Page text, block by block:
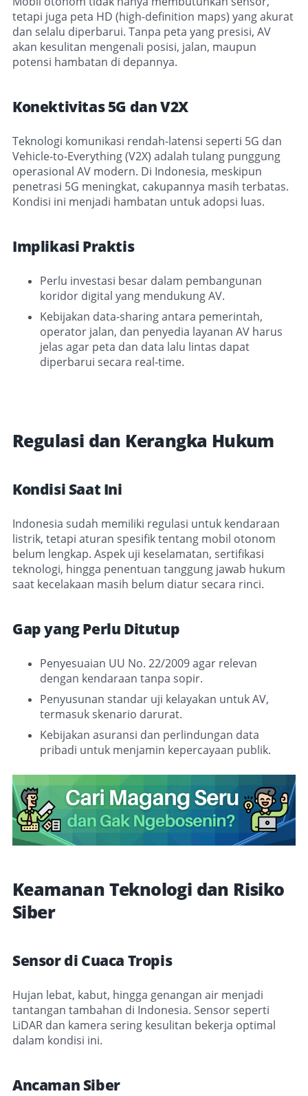
tetapi juga peta HD (high-definition maps) yang akurat
dan selalu diperbarui. Tanpa peta yang presisi, AV
akan kesulitan mengenali posisi, jalan, maupun
potensi hambatan di depannya.
Konektivitas 5G dan V2X
Teknologi komunikasi rendah-latensi seperti 5G dan
Vehicle-to-Everything (V2X) adalah tulang punggung
operasional AV modern. Di Indonesia, meskipun
penetrasi 5G meningkat, cakupannya masih terbatas.
Kondisi ini menjadi hambatan untuk adopsi luas.
Implikasi Praktis
Perlu investasi besar dalam pembangunan
koridor digital yang mendukung AV.
Kebijakan data-sharing antara pemerintah,
operator jalan, dan penyedia layanan AV harus
jelas agar peta dan data lalu lintas dapat
diperbarui secara real-time.
Regulasi dan Kerangka Hukum
Kondisi Saat Ini
Indonesia sudah memiliki regulasi untuk kendaraan
listrik, tetapi aturan spesifik tentang mobil otonom
belum lengkap. Aspek uji keselamatan, sertifikasi
teknologi, hingga penentuan tanggung jawab hukum
saat kecelakaan masih belum diatur secara rinci.
Gap yang Perlu Ditutup
Penyesuaian UU No. 22/2009 agar relevan
dengan kendaraan tanpa sopir.
Penyusunan standar uji kelayakan untuk AV,
termasuk skenario darurat.
Kebijakan asuransi dan perlindungan data
pribadi untuk menjamin kepercayaan publik.
Keamanan Teknologi dan Risiko
Siber
Sensor di Cuaca Tropis
Hujan lebat, kabut, hingga genangan air menjadi
tantangan tambahan di Indonesia. Sensor seperti
LiDAR dan kamera sering kesulitan bekerja optimal
dalam kondisi ini.
Ancaman Siber